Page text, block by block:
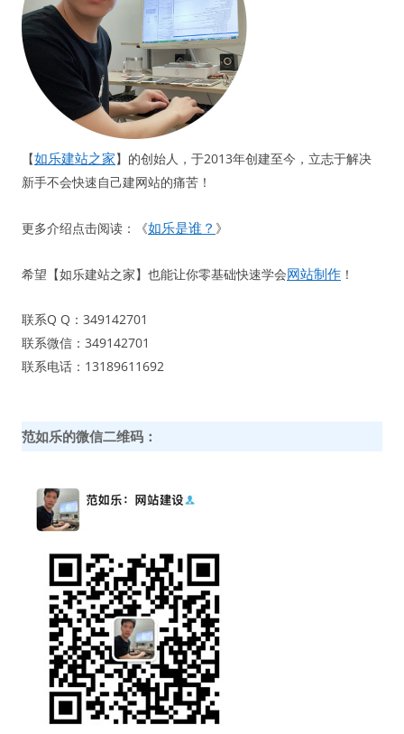
【如乐建站之家】的创始人，于2013年创建至今，立志于解决
新手不会快速自己建网站的痛苦！
更多介绍点击阅读：《如乐是谁？ 》
希望【如乐建站之家】也能让你零基础快速学会网站制作 ！
联系Q Q：349142701
联系微信：349142701
联系电话：13189611692
范如乐的微信二维码：